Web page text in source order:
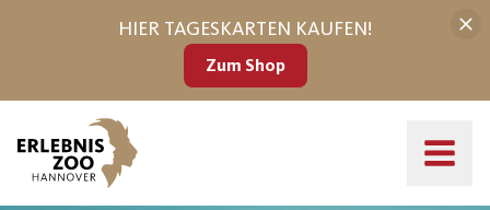
HIER TAGESKARTEN KAUFEN!
Zum Shop